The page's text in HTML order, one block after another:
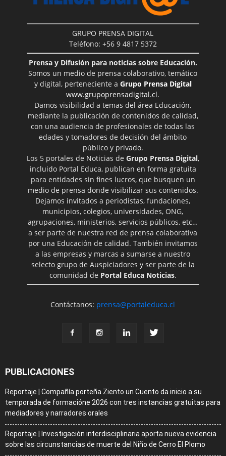
GRUPO PRENSA DIGITAL
Teléfono: +56 9 4817 5372
Prensa y Difusión para noticias sobre Educación.
Somos un medio de prensa colaborativo, temático
y digital, perteneciente a Grupo Prensa Digital
www.grupoprensadigital.cl.
Damos visibilidad a temas del área Educación,
mediante la publicación de contenidos de calidad,
con una audiencia de profesionales de todas las
edades y tomadores de decisión del ámbito
público y privado.
Los 5 portales de Noticias de Grupo Prensa Digital,
incluido Portal Educa, publican en forma gratuita
para entidades sin fines lucros, que busquen un
medio de prensa donde visibilizar sus contenidos.
Dejamos invitados a periodistas, fundaciones,
municipios, colegios, universidades, ONG,
agrupaciones, ministerios, servicios públicos, etc…
a ser parte de nuestra red de prensa colaborativa
por una Educación de calidad. También invitamos
a las empresas y marcas a sumarse a nuestro
selecto grupo de Auspiciadores y ser parte de la
comunidad de Portal Educa Noticias.
Contáctanos: prensa@portaleduca.cl
PUBLICACIONES
Reportaje | Compañía porteña Ziento un Cuento da inicio a su
temporada de formacióne 2026 con tres instancias gratuitas para
mediadores y narradores orales
Reportaje | Investigación interdisciplinaria aporta nueva evidencia
sobre las circunstancias de muerte del Niño de Cerro El Plomo